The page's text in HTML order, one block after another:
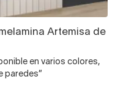
Artemisa de
en varios colores,
paredes”